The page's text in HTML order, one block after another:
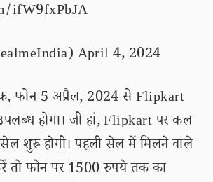
ifW9fxPbJA
April 4, 2024
फोन 5 अप्रैल, 2024 से Flipkart
होगा। जी हां, Flipkart पर कल
शुरू होगी। पहली सेल में मिलने वाले
तो फोन पर 1500 रुपये तक का